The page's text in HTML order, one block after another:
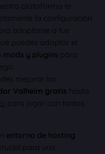
plataforma te
la configuración
adaptarse a tus
puedes adaptar el
mods y plugins para
mejorar las
Valheim gratis hasta
para jugar con tantos
entorno de hosting
para una